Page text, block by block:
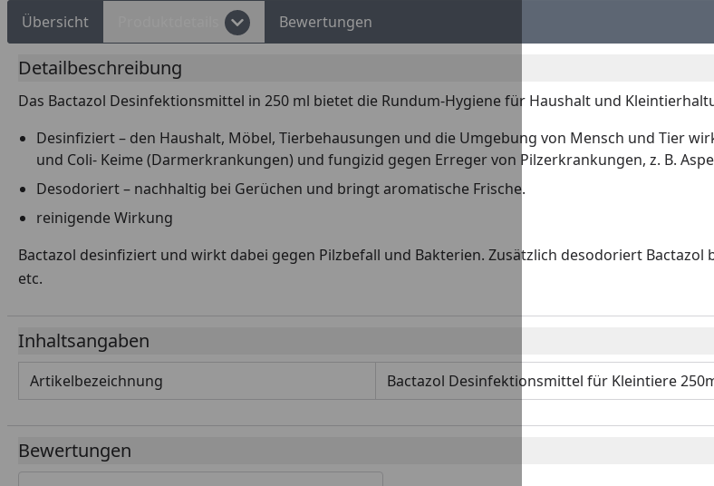
Übersicht Bewertungen
Detailbeschreibung
Das Bactazol Desinfektionsmittel in 250 ml bietet die Rundum-Hygiene für Haushalt und
Desinfiziert – den Haushalt, Möbel, Tierbehausungen und die Umgebung von Mensch und Tier
und Coli- Keime (Darmerkrankungen) und fungizid gegen Erreger von Pilzerkrankungen, z. B.
Desodoriert – nachhaltig bei Gerüchen und bringt aromatische Frische.
reinigende Wirkung
Bactazol desinfiziert und wirkt dabei gegen Pilzbefall und Bakterien. Zusätzlich desodoriert
etc.
Inhaltsangaben
Artikelbezeichnung Bactazol Desinfektionsmittel für Kleintiere
Bewertungen